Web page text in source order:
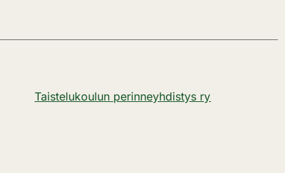
Taistelukoulun perinneyhdistys ry